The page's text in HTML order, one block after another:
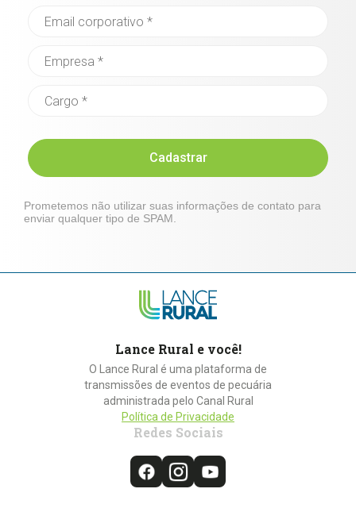
Cadastrar
Prometemos não utilizar suas informações de contato para
enviar qualquer tipo de SPAM.
Lance Rural e você!
O Lance Rural é uma plataforma de
transmissões de eventos de pecuária
administrada pelo Canal Rural
Política de Privacidade
Redes Sociais